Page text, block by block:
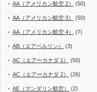
AA（アメリカン航空 2） (50)
AA（アメリカン航空 3） (50)
AA（アメリカン航空 4） (7)
AB（エアベルリン） (3)
AC（エアーカナダ 1） (50)
AC（エアーカナダ 2） (26)
AE（マンダリン航空） (2)